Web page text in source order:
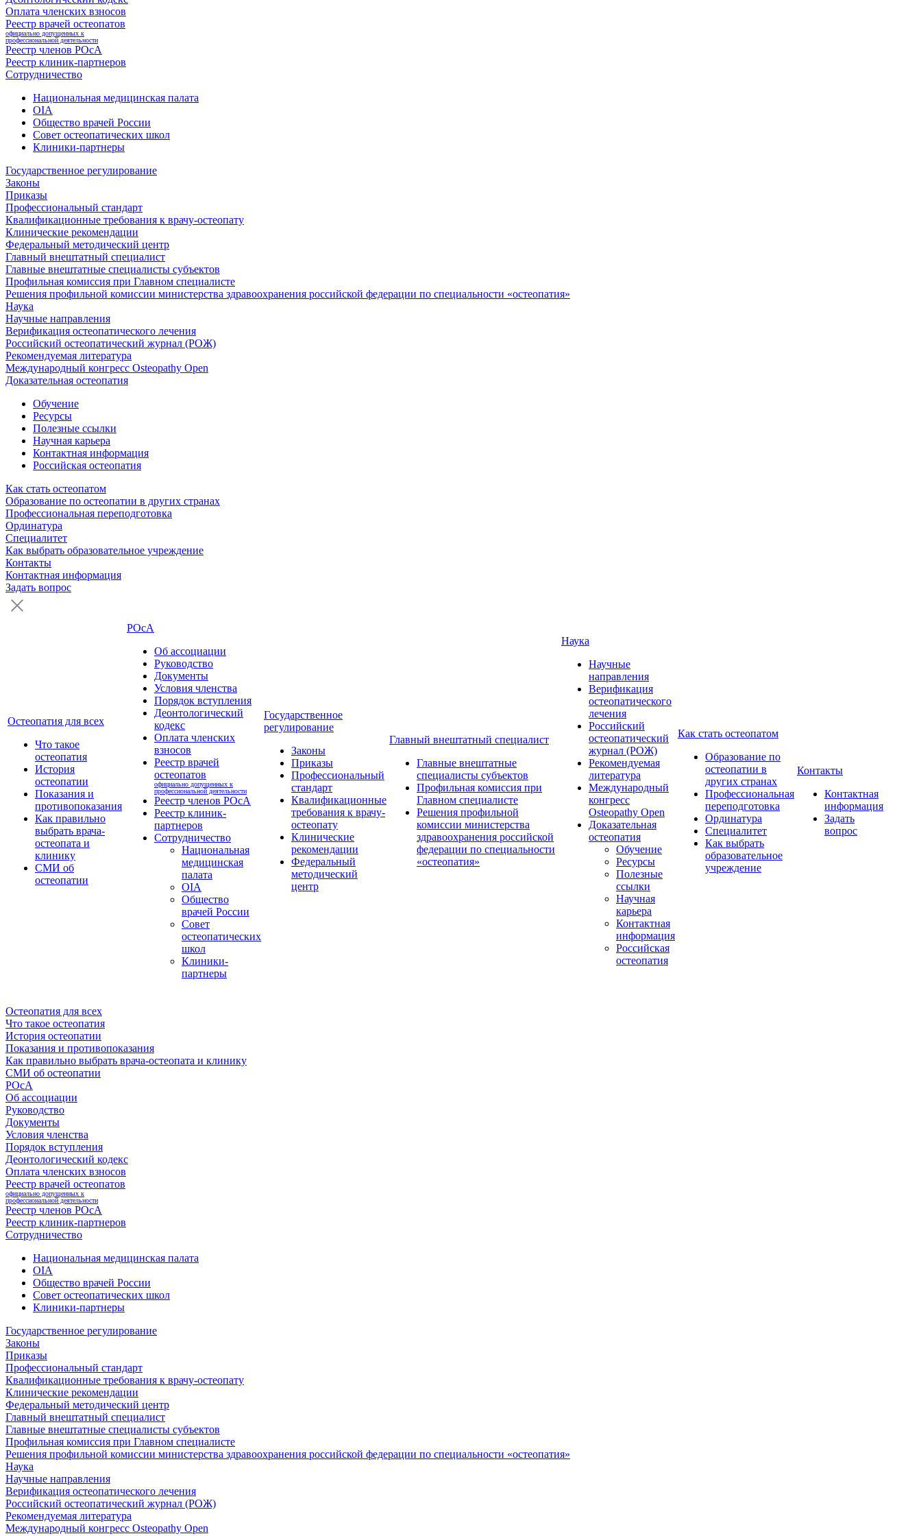
Оплата членских взносов
Реестр врачей остеопатов
официально допущенных к
профессиональной деятельности
Реестр членов РОсА
Реестр клиник-партнеров
Сотрудничество
Национальная медицинская палата
OIA
Общество врачей России
Совет остеопатических школ
Клиники-партнеры
Государственное регулирование
Законы
Приказы
Профессиональный стандарт
Квалификационные требования к врачу-остеопату
Клинические рекомендации
Федеральный методический центр
Главный внештатный специалист
Главные внештатные специалисты субъектов
Профильная комиссия при Главном специалисте
Решения профильной комиссии министерства здравоохранения российской федерации по специальности «остеопатия»
Наука
Научные направления
Верификация остеопатического лечения
Российский остеопатический журнал (РОЖ)
Рекомендуемая литература
Международный конгресс Osteopathy Open
Доказательная остеопатия
Обучение
Ресурсы
Полезные ссылки
Научная карьера
Контактная информация
Российская остеопатия
Как стать остеопатом
Образование по остеопатии в других странах
Профессиональная переподготовка
Ординатура
Специалитет
Как выбрать образовательное учреждение
Контакты
Контактная информация
Задать вопрос
Остеопатия для всех
Что такое
остеопатия
История
остеопатии
Показания и
противопоказания
Как правильно
выбрать врача-
остеопата и
клинику
СМИ об
остеопатии
РОсА
Об ассоциации
Руководство
Документы
Условия членства
Порядок вступления
Деонтологический
кодекс
Оплата членских
взносов
Реестр врачей
остеопатов
официально допущенных к
профессиональной деятельности
Реестр членов РОсА
Реестр клиник-
партнеров
Сотрудничество
Национальная
медицинская
палата
OIA
Общество
врачей России
Совет
остеопатических
школ
Клиники-
партнеры
Государственное
регулирование
Законы
Приказы
Профессиональный
стандарт
Квалификационные
требования к врачу-
остеопату
Клинические
рекомендации
Федеральный
методический
центр
Главный внештатный специалист
Главные внештатные
специалисты субъектов
Профильная комиссия при
Главном специалисте
Решения профильной
комиссии министерства
здравоохранения российской
федерации по специальности
«остеопатия»
Наука
Научные
направления
Верификация
остеопатического
лечения
Российский
остеопатический
журнал (РОЖ)
Рекомендуемая
литература
Международный
конгресс
Osteopathy Open
Доказательная
остеопатия
Обучение
Ресурсы
Полезные
ссылки
Научная
карьера
Контактная
информация
Российская
остеопатия
Как стать остеопатом
Образование по
остеопатии в
других странах
Профессиональная
переподготовка
Ординатура
Специалитет
Как выбрать
образовательное
учреждение
Контакты
Контактная
информация
Задать
вопрос
Остеопатия для всех
Что такое остеопатия
История остеопатии
Показания и противопоказания
Как правильно выбрать врача-остеопата и клинику
СМИ об остеопатии
РОсА
Об ассоциации
Руководство
Документы
Условия членства
Порядок вступления
Деонтологический кодекс
Оплата членских взносов
Реестр врачей остеопатов
официально допущенных к
профессиональной деятельности
Реестр членов РОсА
Реестр клиник-партнеров
Сотрудничество
Национальная медицинская палата
OIA
Общество врачей России
Совет остеопатических школ
Клиники-партнеры
Государственное регулирование
Законы
Приказы
Профессиональный стандарт
Квалификационные требования к врачу-остеопату
Клинические рекомендации
Федеральный методический центр
Главный внештатный специалист
Главные внештатные специалисты субъектов
Профильная комиссия при Главном специалисте
Решения профильной комиссии министерства здравоохранения российской федерации по специальности «остеопатия»
Наука
Научные направления
Верификация остеопатического лечения
Российский остеопатический журнал (РОЖ)
Рекомендуемая литература
Международный конгресс Osteopathy Open